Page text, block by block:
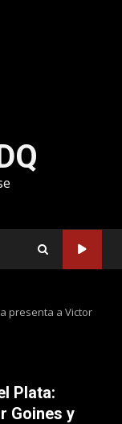
presenta a Victor
Plata:
Goines y